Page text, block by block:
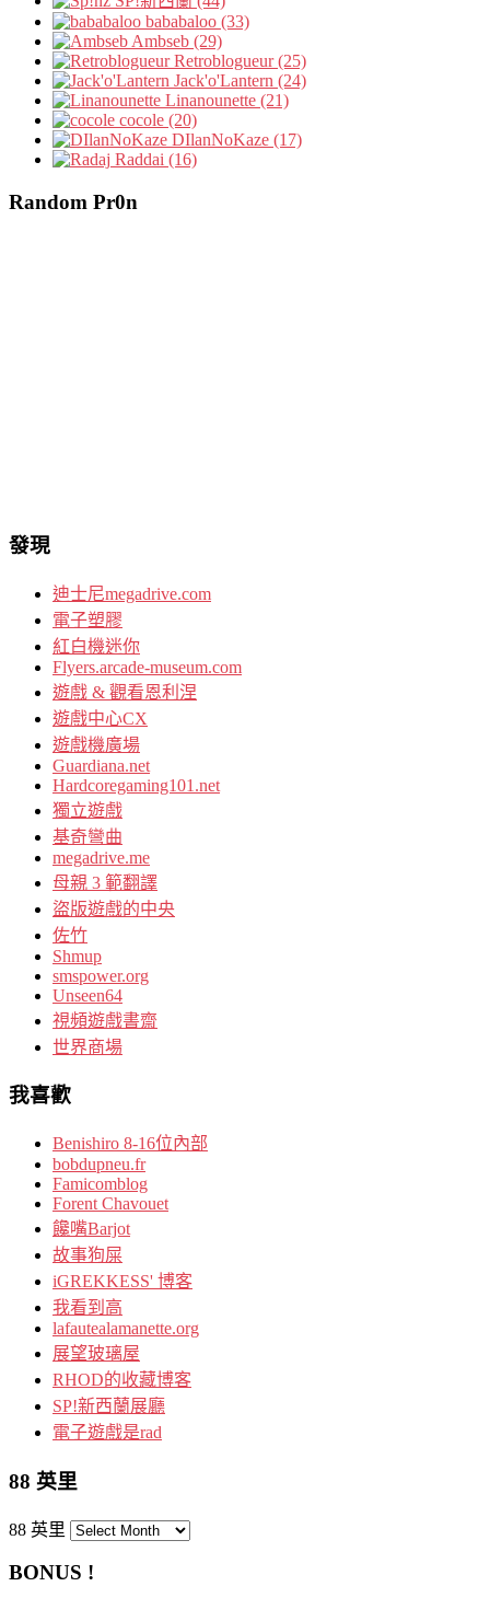
bababaloo (33)
Ambseb (29)
Retroblogueur (25)
Jack'o'Lantern (24)
Linanounette (21)
cocole (20)
DIlanNoKaze (17)
Raddai (16)
Random Pr0n
發現
迪士尼megadrive.com
電子塑膠
紅白機迷你
Flyers.arcade-museum.com
遊戲 & 觀看恩利涅
遊戲中心CX
遊戲機廣場
Guardiana.net
Hardcoregaming101.net
獨立遊戲
基奇彎曲
megadrive.me
母親 3 範翻譯
盜版遊戲的中央
佐竹
Shmup
smspower.org
Unseen64
視頻遊戲書齋
世界商場
我喜歡
Benishiro 8-16位內部
bobdupneu.fr
Famicomblog
Forent Chavouet
饞嘴Barjot
故事狗屎
iGREKKESS' 博客
我看到高
lafautealamanette.org
展望玻璃屋
RHOD的收藏博客
SP!新西蘭展廳
電子遊戲是rad
88 英里
88 英里
BONUS !